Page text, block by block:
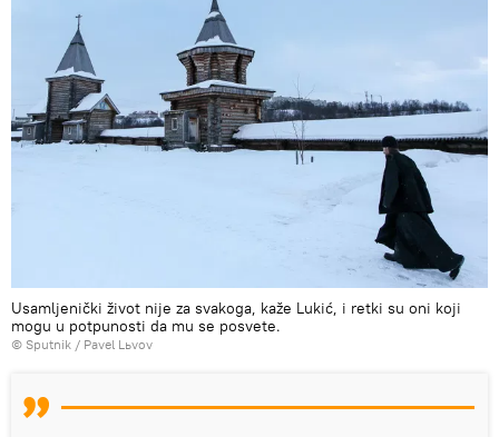
Usamljenički život nije za svakoga, kaže Lukić, i retki su oni koji
mogu u potpunosti da mu se posvete.
© Sputnik / Pavel Lьvov